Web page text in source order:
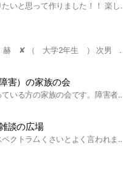
高機能自閉症の仲間と喋りたいと思って作りました！！ 楽しくおしゃべりできたらなと思います😊 お友達感覚で話せたらなと思うので、10〜20代の方のみでお願いします🙇
︎🌟さんnrkr兄弟設定 長男 赫 ✘‎ （ 大学2年生 ） 次男 茈 （ 大学1年生 ） 三男 翠 （ 高校2年生 ） 四男 橙 （ 中学3年生 ） 末っ子 瑞 ✘‎ 自閉症、知的障害、感覚過敏、性同一性障害（ 体は女 心は?¿ ） （ 小学5年生 ）
害）の家族の会
自閉症（知的障害）を持っている方の家族の会です。障害者の家族の方が、日頃の相談や障害者の将来について相談し合えるグループです。※精神障害や身体障害、自閉症を患っていない軽度の知的障害の方のご家族は対象外となります。
談の広場
私はよく友人達に自閉症スペクトラ厶くさいとよく言われます。あとADDも併せ持ってるともいわれます。私は単に統合失調症だけなのかと思っていたら周りからすると発達障害確定とまで言われています。悩みが多い主と皆様の話をたくさんしたいです。雑談で話し合いませんか？伝わるものがあるとおもいます。